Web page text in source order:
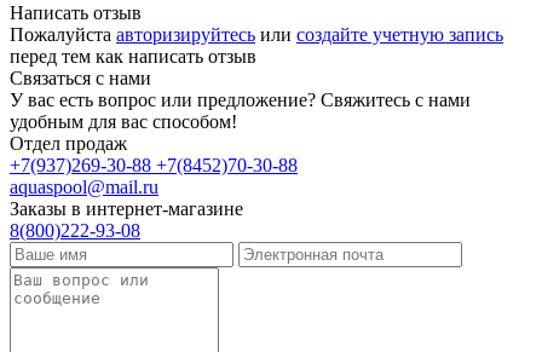
Написать отзыв
Пожалуйста авторизируйтесь или создайте учетную запись
перед тем как написать отзыв
Связаться с нами
У вас есть вопрос или предложение? Свяжитесь с нами
удобным для вас способом!
Отдел продаж
+7(937)269-30-88 +7(8452)70-30-88
aquaspool@mail.ru
Заказы в интернет-магазине
8(800)222-93-08